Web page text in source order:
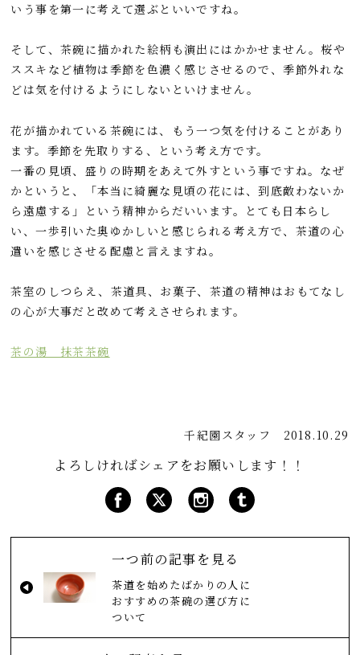
いう事を第一に考えて選ぶといいですね。
そして、茶碗に描かれた絵柄も演出にはかかせません。桜や
ススキなど植物は季節を色濃く感じさせるので、季節外れな
どは気を付けるようにしないといけません。
花が描かれている茶碗には、もう一つ気を付けることがあり
ます。季節を先取りする、という考え方です。
一番の見頃、盛りの時期をあえて外すという事ですね。なぜ
かというと、「本当に綺麗な見頃の花には、到底敵わないか
ら遠慮する」という精神からだいいます。とても日本らし
い、一歩引いた奥ゆかしいと感じられる考え方で、茶道の心
遣いを感じさせる配慮と言えますね。
茶室のしつらえ、茶道具、お菓子、茶道の精神はおもてなし
の心が大事だと改めて考えさせられます。
茶の湯 抹茶茶碗
千紀園スタッフ 2018.10.29
よろしければシェアをお願いします！！
一つ前の記事を見る
茶道を始めたばかりの人に
おすすめの茶碗の選び方に
ついて